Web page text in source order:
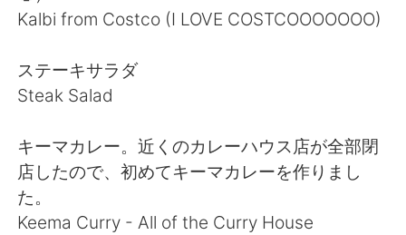
繁體中文 Español
العربية
한국어 Русский
Kalbi from Costco (I LOVE COSTCOOOOOOO)
ステーキサラダ
Steak Salad
キーマカレー。近くのカレーハウス店が全部閉
店したので、初めてキーマカレーを作りまし
た。
Keema Curry - All of the Curry House